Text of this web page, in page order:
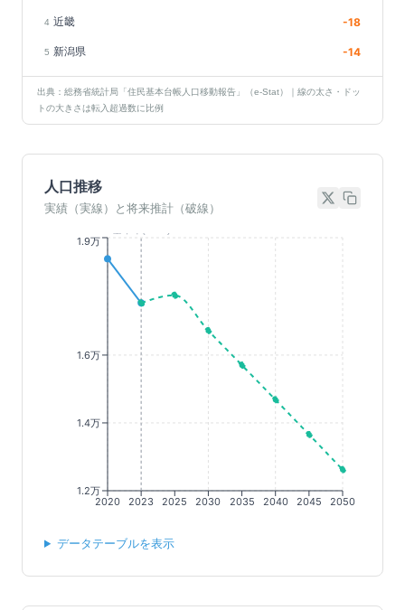
4 近畿 -18
5 新潟県 -14
出典：総務省統計局「住民基本台帳人口移動報告」（e-Stat）｜線の太さ・ドッ
トの大きさは転入超過数に比例
人口推移
実績（実線）と将来推計（破線）
2020 2023 2025 2030 2035 2040 2045 2050
1.2万
1.4万
1.6万
1.9万
データテーブルを表示